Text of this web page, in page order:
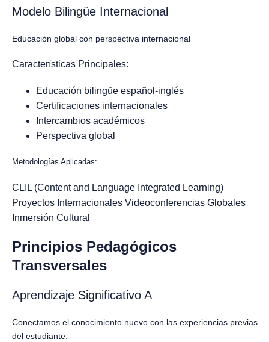
Modelo Bilingüe Internacional
Educación global con perspectiva internacional
Características Principales:
Educación bilingüe español-inglés
Certificaciones internacionales
Intercambios académicos
Perspectiva global
Metodologías Aplicadas:
CLIL (Content and Language Integrated Learning)
Proyectos Internacionales Videoconferencias Globales
Inmersión Cultural
Principios Pedagógicos
Transversales
Aprendizaje Significativo A
Conectamos el conocimiento nuevo con las experiencias previas
del estudiante.